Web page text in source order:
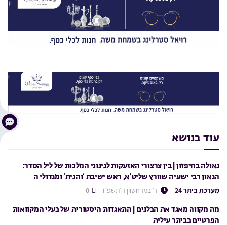
עוד בנושא
גאולה בחיפזון | בין צרצורי האזעקות לגינוני המלכות של ליל הסדר:
הגאון רבי ישעיה שוורץ שליט’א, ראש ישיבת ‘והגית’ ומגדולי ה
מערכת ביתר 24 ד׳ במרחשוון ה׳תשפ״ו
מה מקווה מאגד את הבלנים | התאגדות היסטורית של בעלי המקוואות
הפרטיים בביתר עילית